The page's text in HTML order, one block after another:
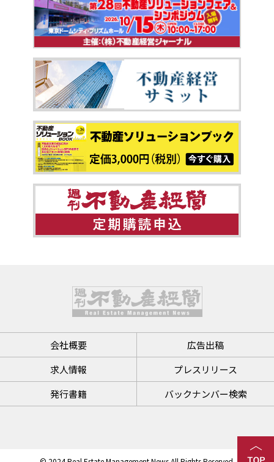
会社概要
広告出稿
求人情報
プレスリリース
発行書籍
バックナンバー検索